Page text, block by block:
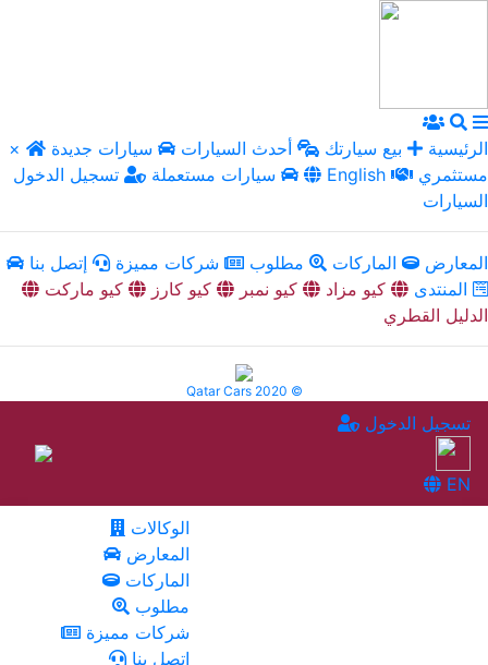
× الرئيسية بيع سيارتك أحدث السيارات
سيارات جديدة
سيارات مستعملة
تسجيل الدخول English
السيارات
المعارض الماركات مطلوب شركات مميزة
إتصل بنا
المنتدى
كيو مزاد كيو نمبر كيو كارز
كيو ماركت
الدليل القطري
Qatar Cars 2020 ©
تسجيل الدخول
EN
الوكالات
المعارض
الماركات
مطلوب
شركات مميزة
إتصل بنا